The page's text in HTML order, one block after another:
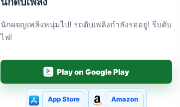
นักผจญเพลิงหนุ่มไป! รถดับเพลิงกำลังรออยู่! รีบดับ
ไฟ!
Play on Google Play
App Store Amazon